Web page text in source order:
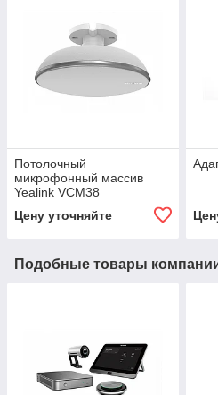
Потолочный
микрофонный массив
Yealink VCM38
Цену уточняйте
Подобные товары